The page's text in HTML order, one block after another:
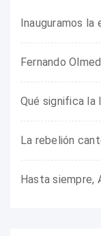
Qué significa la
Hasta siempre,